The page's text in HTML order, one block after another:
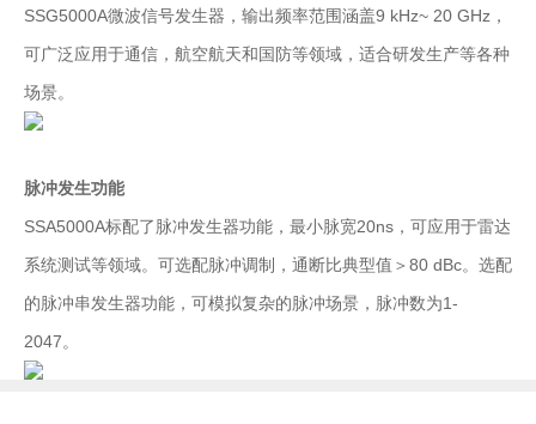
SSG5000A微波信号发生器，输出频率范围涵盖9 kHz~ 20 GHz，
可广泛应用于通信，航空航天和国防等领域，适合研发生产等各种
场景。
脉冲发生功能
SSA5000A标配了脉冲发生器功能，最小脉宽20ns，可应用于雷达
系统测试等领域。可选配脉冲调制，通断比典型值＞80 dBc。选配
的脉冲串发生器功能，可模拟复杂的脉冲场景，脉冲数为1-
2047。